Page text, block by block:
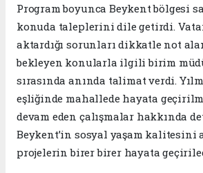
Program boyunca Beykent bölgesi
konuda taleplerini dile getirdi.
aktardığı sorunları dikkatle not
bekleyen konularla ilgili birim
sırasında anında talimat verdi.
eşliğinde mahallede hayata
devam eden çalışmalar hakkında
Beykent’in sosyal yaşam kalitesini
projelerin birer birer hayata